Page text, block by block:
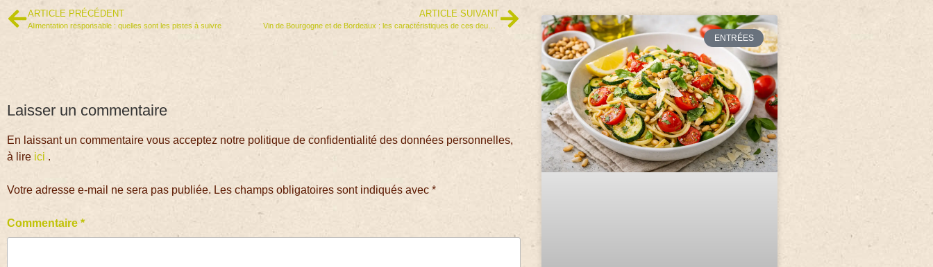
ARTICLE PRÉCÉDENT
Alimentation responsable : quelles sont les pistes à suivre
ARTICLE SUIVANT
Laisser un commentaire
En laissant un commentaire vous acceptez notre politique de confidentialité des données personnelles,
à lire ici .
Votre adresse e-mail ne sera pas publiée. Les champs obligatoires sont indiqués avec *
Commentaire *
ENTRÉES